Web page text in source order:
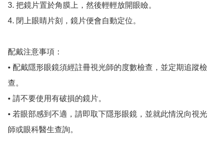
3. 把鏡片置於角膜上，然後輕輕放開眼瞼。
4. 閉上眼睛片刻，鏡片便會自動定位。
配戴注意事項：
• 配戴隱形眼鏡須經註冊視光師的度數檢查，並定期追蹤檢
查。
• 請不要使用有破損的鏡片。
• 若眼部感到不適，請即取下隱形眼鏡，並就此情況向視光
師或眼科醫生查詢。